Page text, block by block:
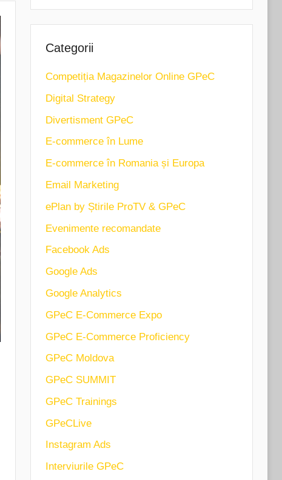
Categorii
Competiția Magazinelor Online GPeC
Digital Strategy
Divertisment GPeC
E-commerce în Lume
E-commerce în Romania și Europa
Email Marketing
ePlan by Știrile ProTV & GPeC
Evenimente recomandate
Facebook Ads
Google Ads
Google Analytics
GPeC E-Commerce Expo
GPeC E-Commerce Proficiency
GPeC Moldova
GPeC SUMMIT
GPeC Trainings
GPeCLive
Instagram Ads
Interviurile GPeC